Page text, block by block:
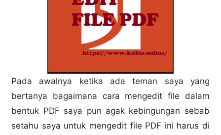
Pada awalnya ketika ada teman saya yang
bertanya bagaimana cara mengedit file dalam
bentuk PDF saya pun agak kebingungan sebab
setahu saya untuk mengedit file PDF ini harus di